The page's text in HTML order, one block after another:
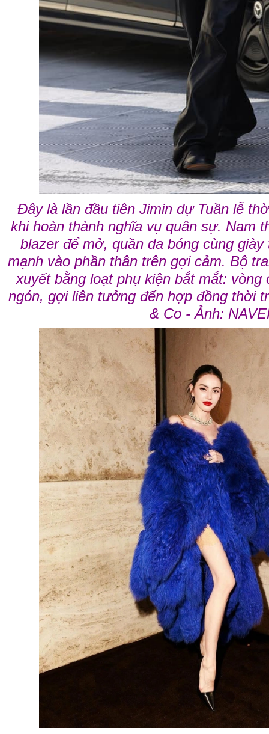
Đây là lần đầu tiên Jimin dự Tuần lễ
khi hoàn thành nghĩa vụ quân sự. Nam
blazer để mở, quần da bóng cùng
mạnh vào phần thân trên gợi cảm. Bộ
xuyết bằng loạt phụ kiện bắt mắt: vòng
ngón, gợi liên tưởng đến hợp đồng thời
& Co - Ảnh: